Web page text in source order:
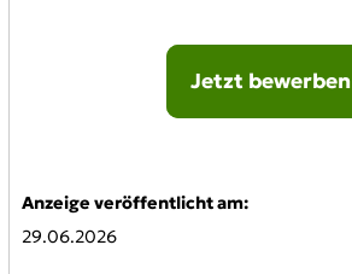
Jetzt bewerben
Anzeige veröffentlicht am:
29.06.2026